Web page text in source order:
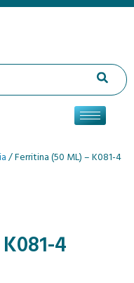
/ Ferritina (50 ML) – K081-4
4